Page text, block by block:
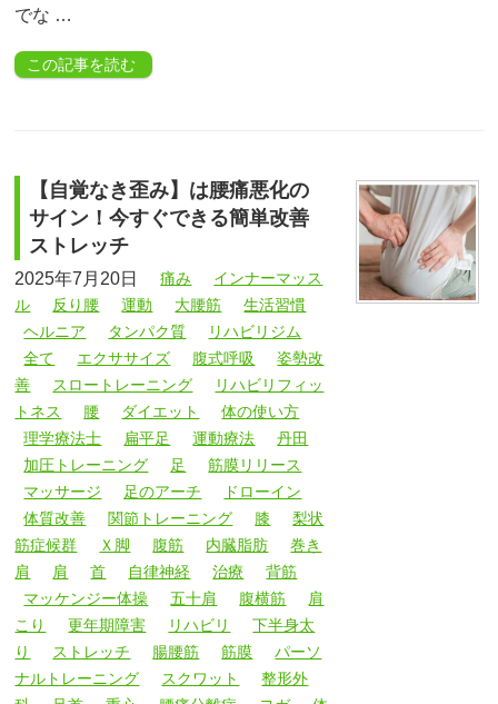
でな …
この記事を読む
【自覚なき歪み】は腰痛悪化の
サイン！今すぐできる簡単改善
ストレッチ
2025年7月20日 痛み
インナーマッス
ル
反り腰 運動 大腰筋
生活習慣
ヘルニア
タンパク質
リハビリジム
全て
エクササイズ 腹式呼吸
姿勢改
善
スロートレーニング
リハビリフィッ
トネス
腰 ダイエット
体の使い方
理学療法士
扁平足 運動療法
丹田
加圧トレーニング
足
筋膜リリース
マッサージ
足のアーチ
ドローイン
体質改善
関節トレーニング 膝
梨状
筋症候群
Ｘ脚 腹筋 内臓脂肪
巻き
肩
肩 首 自律神経 治療
背筋
マッケンジー体操
五十肩 腹横筋
肩
こり
更年期障害 リハビリ
下半身太
り
ストレッチ 腸腰筋 筋膜
パーソ
ナルトレーニング
スクワット
整形外